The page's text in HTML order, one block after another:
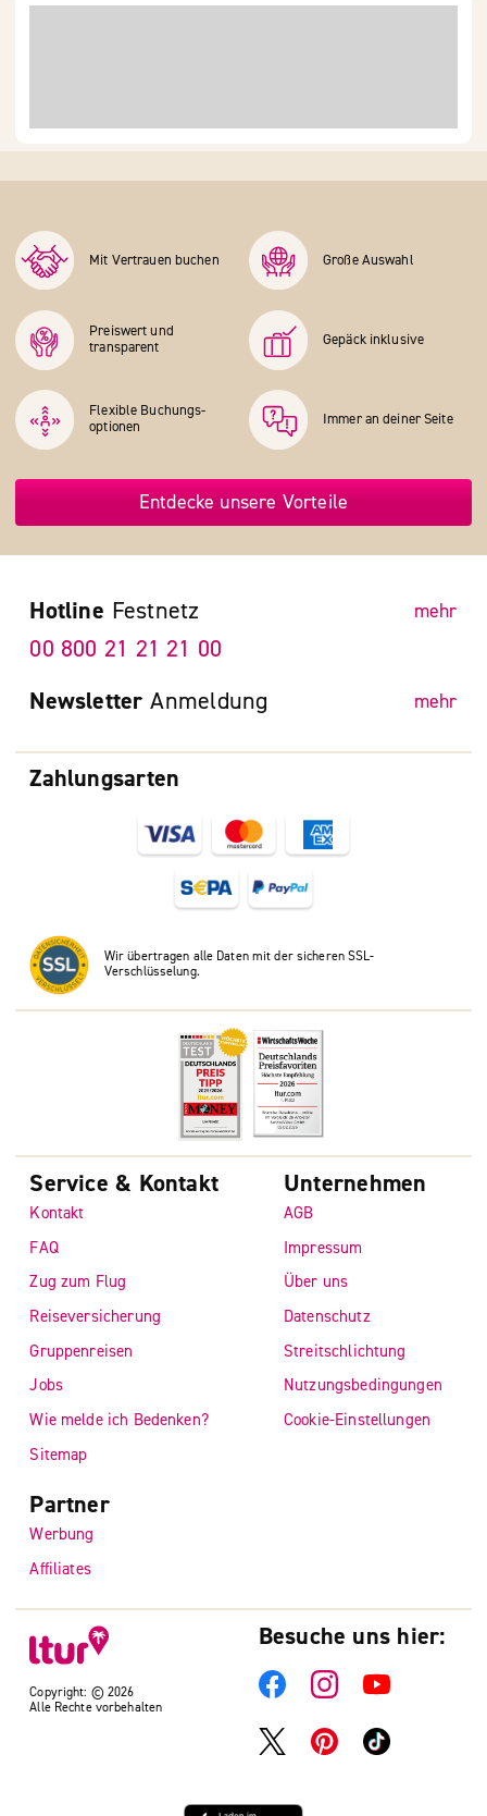
Mit Vertrauen buchen Große Auswahl
Preiswert und
transparent
Gepäck inklusive
Flexible Buchungs­
optionen
Immer an deiner Seite
Entdecke unsere Vorteile
Zahlungsarten
Wir übertragen alle Daten mit der sicheren SSL-
Verschlüsselung.
Hotline Festnetz mehr
00 800 21 21 21 00
Newsletter Anmeldung mehr
Copyright: © 2026
Alle Rechte vorbehalten
Service & Kontakt
Kontakt
FAQ
Zug zum Flug
Reiseversicherung
Gruppenreisen
Jobs
Wie melde ich Bedenken?
Sitemap
Unternehmen
AGB
Impressum
Über uns
Datenschutz
Streitschlichtung
Nutzungsbedingungen
Cookie-Einstellungen
Partner
Werbung
Affiliates
Besuche uns hier: